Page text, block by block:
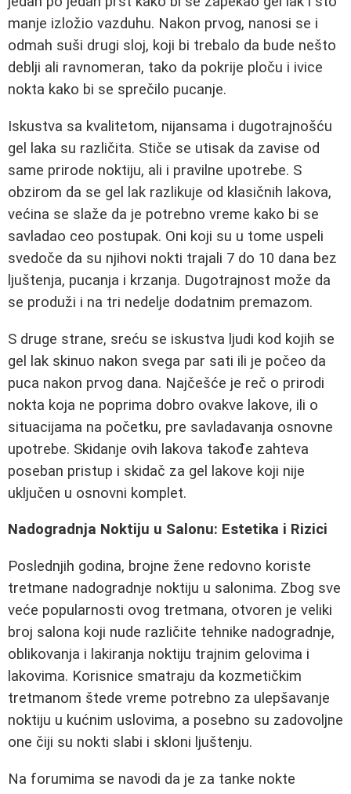
manje izložio vazduhu. Nakon prvog, nanosi se i
odmah suši drugi sloj, koji bi trebalo da bude nešto
deblji ali ravnomeran, tako da pokrije ploču i ivice
nokta kako bi se sprečilo pucanje.
Iskustva sa kvalitetom, nijansama i dugotrajnošću
gel laka su različita. Stiče se utisak da zavise od
same prirode noktiju, ali i pravilne upotrebe. S
obzirom da se gel lak razlikuje od klasičnih lakova,
većina se slaže da je potrebno vreme kako bi se
savladao ceo postupak. Oni koji su u tome uspeli
svedoče da su njihovi nokti trajali 7 do 10 dana bez
ljuštenja, pucanja i krzanja. Dugotrajnost može da
se produži i na tri nedelje dodatnim premazom.
S druge strane, sreću se iskustva ljudi kod kojih se
gel lak skinuo nakon svega par sati ili je počeo da
puca nakon prvog dana. Najčešće je reč o prirodi
nokta koja ne poprima dobro ovakve lakove, ili o
situacijama na početku, pre savladavanja osnovne
upotrebe. Skidanje ovih lakova takođe zahteva
poseban pristup i skidač za gel lakove koji nije
uključen u osnovni komplet.
Nadogradnja Noktiju u Salonu: Estetika i Rizici
Poslednjih godina, brojne žene redovno koriste
tretmane nadogradnje noktiju u salonima. Zbog sve
veće popularnosti ovog tretmana, otvoren je veliki
broj salona koji nude različite tehnike nadogradnje,
oblikovanja i lakiranja noktiju trajnim gelovima i
lakovima. Korisnice smatraju da kozmetičkim
tretmanom štede vreme potrebno za ulepšavanje
noktiju u kućnim uslovima, a posebno su zadovoljne
one čiji su nokti slabi i skloni ljuštenju.
Na forumima se navodi da je za tanke nokte